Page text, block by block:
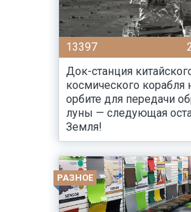
13397
Док-станция
космического корабля
орбите для передачи
луны — следующая
Земля!
РАЗНОЕ